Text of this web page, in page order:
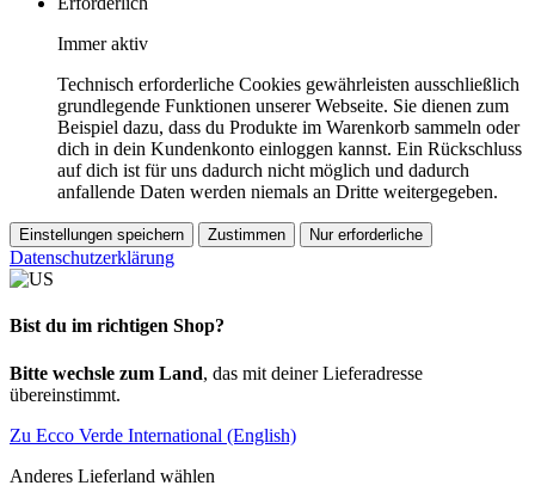
Immer aktiv
Technisch erforderliche Cookies gewährleisten ausschließlich
grundlegende Funktionen unserer Webseite. Sie dienen zum
Beispiel dazu, dass du Produkte im Warenkorb sammeln oder
dich in dein Kundenkonto einloggen kannst. Ein Rückschluss
auf dich ist für uns dadurch nicht möglich und dadurch
anfallende Daten werden niemals an Dritte weitergegeben.
Einstellungen speichern Zustimmen Nur erforderliche
Datenschutzerklärung
Bist du im richtigen Shop?
Bitte wechsle zum Land, das mit deiner Lieferadresse
übereinstimmt.
Zu Ecco Verde International (English)
Anderes Lieferland wählen